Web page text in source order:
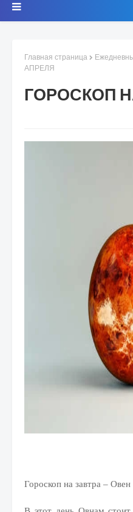
Главная страница
АПРЕЛЯ
ГОРОСКОП
Гороскоп на завтра – Овен